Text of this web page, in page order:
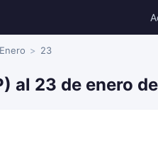
Enero 23
al 23 de enero